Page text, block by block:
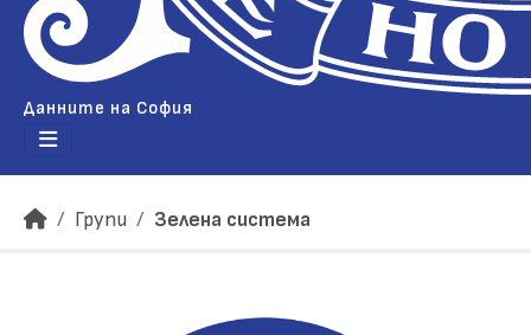
Данните на София
Групи Зелена система